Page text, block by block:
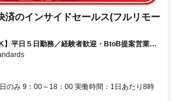
済のインサイドセールス(フルリモー
】平日５日勤務／経験者歓迎・BtoB提案営業で
のみ 9：00～18：00 実働時間：1日あたり8時